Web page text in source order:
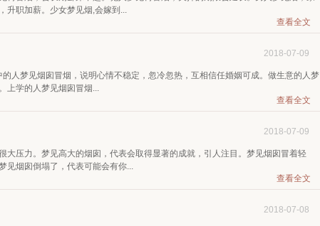
升职加薪。少女梦见烟,会嫁到...
查看全文
2018-07-09
人梦见烟囱冒烟，说明心情不稳定，忽冷忽热，互相信任婚姻可成。做生意的人梦
上学的人梦见烟囱冒烟...
查看全文
2018-07-09
大压力。梦见高大的烟囱，代表会取得显著的成就，引人注目。梦见烟囱冒着轻
见烟囱倒塌了，代表可能会有你...
查看全文
2018-07-08